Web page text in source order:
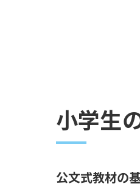
小学生
公文式教材の